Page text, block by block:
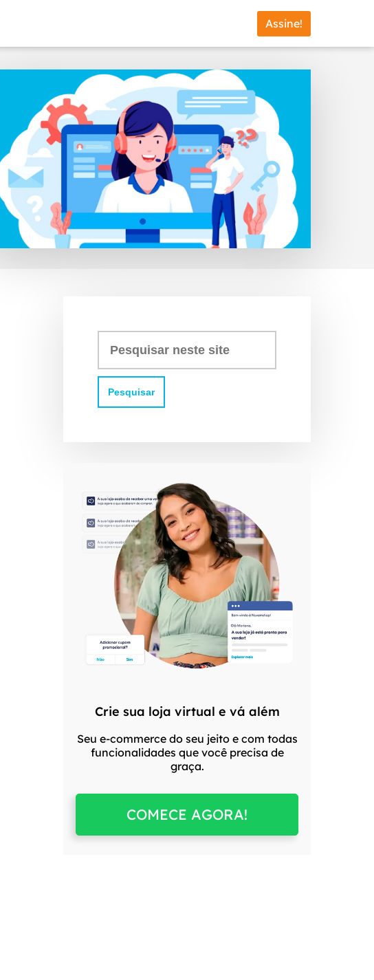
Assine!
neste
site:
Crie sua loja virtual e vá além
Seu e-commerce do seu jeito e com todas
funcionalidades que você precisa de
graça.
COMECE AGORA!